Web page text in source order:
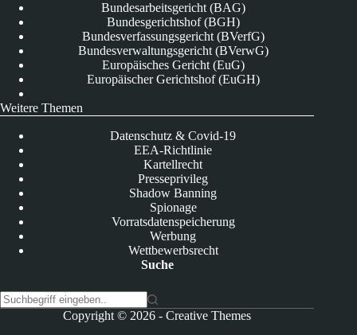
Bundesarbeitsgericht (BAG)
Bundesgerichtshof (BGH)
Bundesverfassungsgericht (BVerfG)
Bundesverwaltungsgericht (BVerwG)
Europäisches Gericht (EuG)
Europäischer Gerichtshof (EuGH)
Weitere Themen
Datenschutz & Covid-19
EEA-Richtlinie
Kartellrecht
Presseprivileg
Shadow Banning
Spionage
Vorratsdatenspeicherung
Werbung
Wettbewerbsrecht
Suche
Copyright © 2026 -Creative Themes